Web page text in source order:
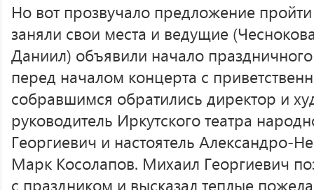
Но вот прозвучало предложение пройти
заняли свои места и ведущие
Даниил) объявили начало
перед началом концерта с
собравшимся обратились директор и
руководитель Иркутского театра
Георгиевич и настоятель Александро-
Марк Косолапов. Михаил Георгиевич
с праздником и высказал теплые